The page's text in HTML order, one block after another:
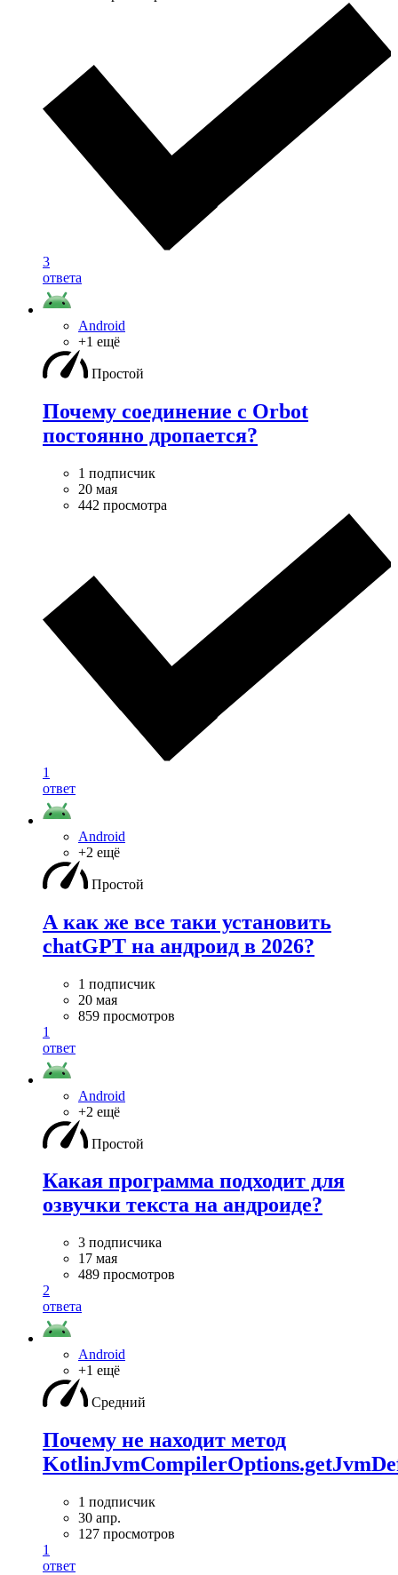
3
ответа
Android
+1 ещё
Простой
Почему соединение с Orbot
постоянно дропается?
1 подписчик
20 мая
442 просмотра
1
ответ
Android
+2 ещё
Простой
А как же все таки установить
chatGPT на андроид в 2026?
1 подписчик
20 мая
859 просмотров
1
ответ
Android
+2 ещё
Простой
Какая программа подходит для
озвучки текста на андроиде?
3 подписчика
17 мая
489 просмотров
2
ответа
Android
+1 ещё
Средний
Почему не находит метод
1 подписчик
30 апр.
127 просмотров
1
ответ